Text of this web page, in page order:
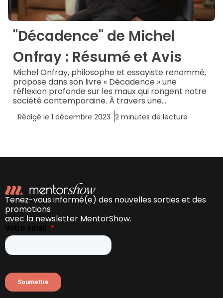
"Décadence" de Michel
Onfray : Résumé et Avis
Michel Onfray, philosophe et essayiste renommé,
propose dans son livre « Décadence » une
réflexion profonde sur les maux qui rongent notre
société contemporaine. À travers une...
Rédigé le 1 décembre 2023 2 minutes de lecture
Tenez-vous informé(e) des nouvelles sorties et des
promotions
avec la newsletter MentorShow.